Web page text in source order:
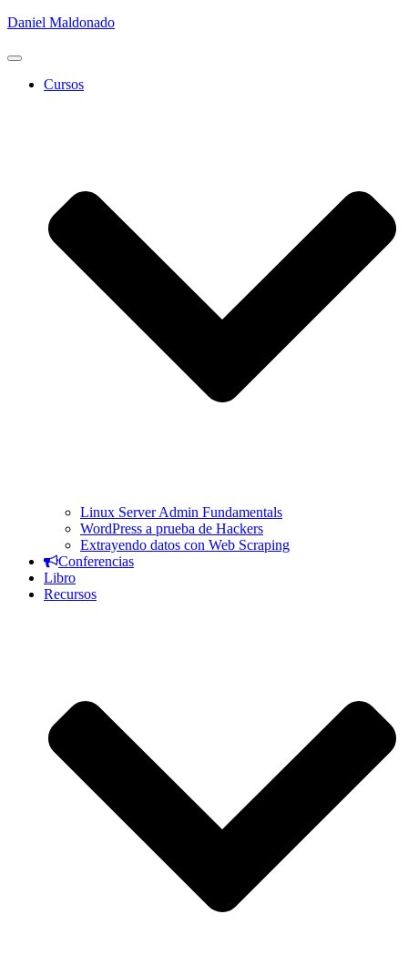
Daniel Maldonado
Cambiar
Cursos
Linux Server Admin Fundamentals
WordPress a prueba de Hackers
Extrayendo datos con Web Scraping
Conferencias
Libro
Recursos